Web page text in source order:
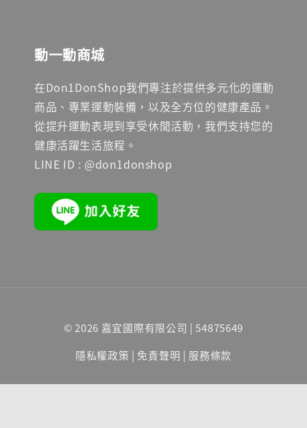
動一動商城
在Don1DonShop我們專注於提供多元化的運動
商品、專業運動裝備，以及全方位的健康產品。
從提升運動表現到享受休閒活動，我們支持您的
健康活躍生活旅程。
LINE ID : @don1donshop
© 2026 嘉宜國際有限公司 | 54875649
隱私權政策 | 免責聲明 | 服務條款